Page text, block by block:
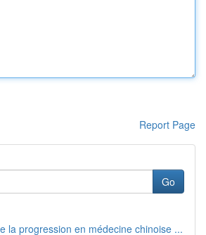
Report Page
Go
la progression en médecine chinoise ...